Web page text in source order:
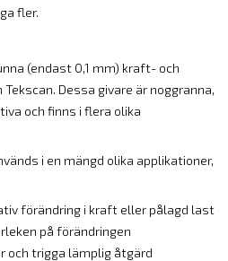
fler.
(endast 0,1 mm) kraft- och
Dessa givare är noggranna,
och finns i flera olika
i en mängd olika applikationer,
förändring i kraft eller pålagd last
på förändringen
och trigga lämplig åtgärd